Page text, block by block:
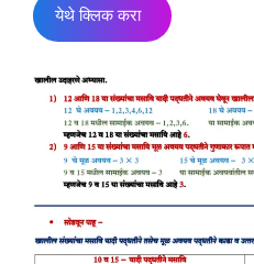
येथे क्लिक करा